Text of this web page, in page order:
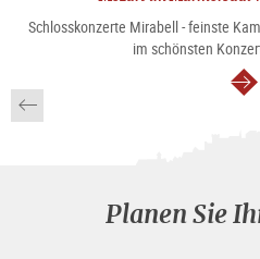
Schlosskonzerte Mirabell - feinste
im schönsten
Planen Sie